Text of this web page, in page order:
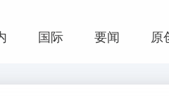
国际 要闻 原